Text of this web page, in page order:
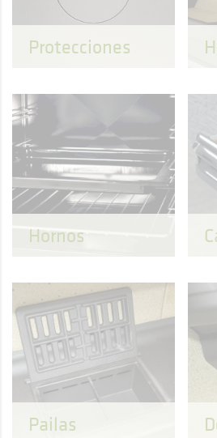
Protecciones
Hornos
Pailas